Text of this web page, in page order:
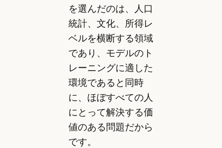
を選んだのは、人口
統計、文化、所得レ
ベルを横断する領域
であり、モデルのト
レーニングに適した
環境であると同時
に、ほぼすべての人
にとって解決する価
値のある問題だから
です。